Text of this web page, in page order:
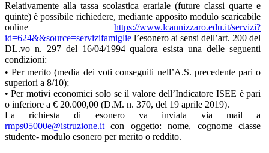
Relativamente alla tassa scolastica erariale (future classi quarte e
quinte) è possibile richiedere, mediante apposito modulo scaricabile
onlinehttps://www.lcannizzaro.edu.it/servizi?
id=624&&source=servizifamigliel’esonero ai sensi dell’art. 200 del
DL.vo n. 297 del 16/04/1994 qualora esista una delle seguenti
condizioni:
• Per merito (media dei voti conseguiti nell’A.S. precedente pari o
superiori a 8/10);
• Per motivi economici solo se il valore dell’Indicatore ISEE è pari
o inferiore a € 20.000,00 (D.M. n. 370, del 19 aprile 2019).
La richiesta di esonero va inviata via mail a
rmps05000e@istruzione.itcon oggetto: nome, cognome classe
studente- modulo esonero per merito o reddito.